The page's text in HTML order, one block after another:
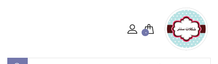
۰